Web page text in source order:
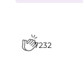
7232